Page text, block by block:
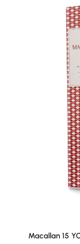
Average rating of
Macallan 15